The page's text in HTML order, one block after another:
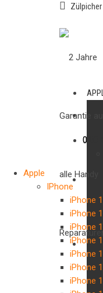
0
0,00
Apple
IPhone
iPhone
iPhone
iPhone
iPhone
iPhone
iPhone
iPhone